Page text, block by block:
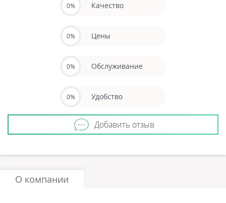
0% Качество
0% Цены
0% Обслуживание
0% Удобство
Добавить отзыв
О компании